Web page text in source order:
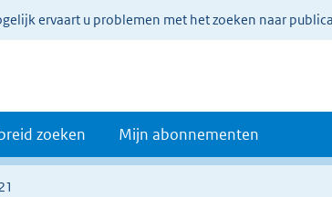
ervaart u problemen met het zoeken naar
zoeken Mijn abonnementen